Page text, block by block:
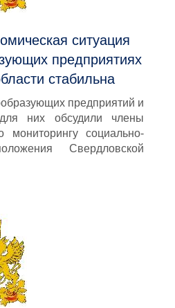
ситуация
предприятиях
стабильна
предприятий и
них обсудили члены
мониторингу социально-
Свердловской